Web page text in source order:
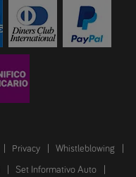
Privacy Whistleblowing
Set Informativo Auto